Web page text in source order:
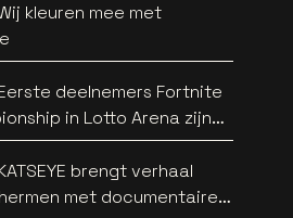
kleuren mee met
deelnemers Fortnite
in Lotto Arena zijn
brengt verhaal
met documentaire